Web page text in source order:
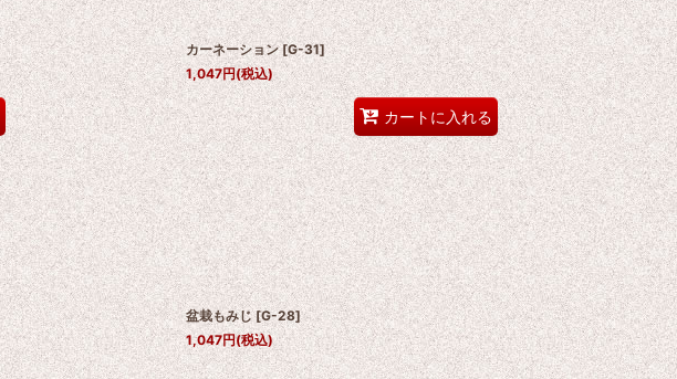
カーネーション [G-31]
1,047円(税込)
カートに入れる
盆栽もみじ [G-28]
1,047円(税込)